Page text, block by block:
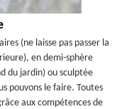
(ne laisse pas passer la
en demi-sphère
du jardin) ou sculptée
pouvons le faire. Toutes
aux compétences de